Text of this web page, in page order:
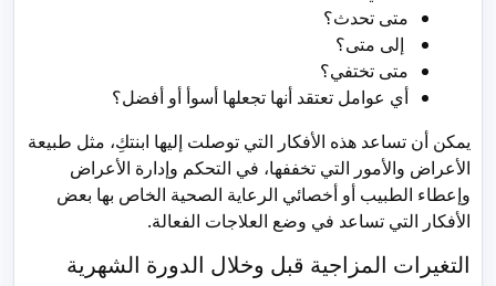
متى تحدث؟
إلى متى؟
متى تختفي؟
أي عوامل تعتقد أنها تجعلها أسوأ أو أفضل؟
يمكن أن تساعد هذه الأفكار التي توصلت إليها ابنتكِ، مثل طبيعة
الأعراض والأمور التي تخففها، في التحكم وإدارة الأعراض
وإعطاء الطبيب أو أخصائي الرعاية الصحية الخاص بها بعض
الأفكار التي تساعد في وضع العلاجات الفعالة.
التغيرات المزاجية قبل وخلال الدورة الشهرية